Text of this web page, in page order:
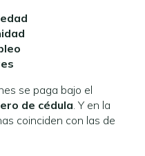
se paga bajo el
de cédula. Y en la
coinciden con las de